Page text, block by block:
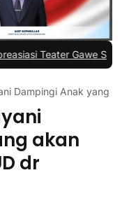
Gawe SMKN 3
Dampingi Anak yang
akan
dr